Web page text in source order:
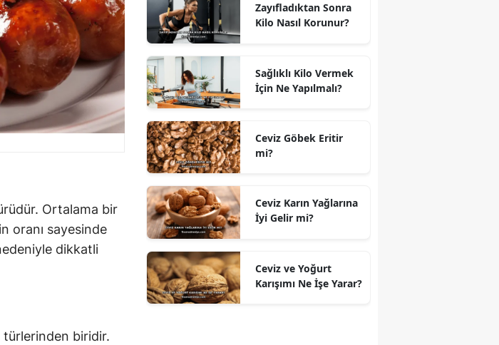
Ortalama bir
oranı sayesinde
dikkatli
biridir.
Zayıfladıktan Sonra
Kilo Nasıl Korunur?
Sağlıklı Kilo Vermek
İçin Ne Yapılmalı?
Ceviz Göbek Eritir
mi?
Ceviz Karın Yağlarına
İyi Gelir mi?
Ceviz ve Yoğurt
Karışımı Ne İşe Yarar?